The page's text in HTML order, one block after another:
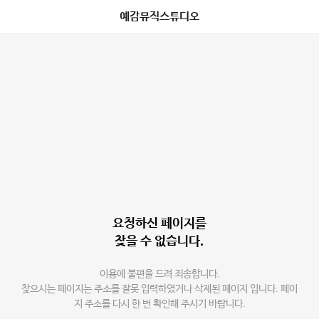
예감뮤직스튜디오
요청하신 페이지를
찾을 수 없습니다.
이용에 불편을 드려 죄송합니다.
찾으시는 페이지는 주소를 잘못 입력하였거나 삭제된 페이지 입니다. 페이
지 주소를 다시 한 번 확인해 주시기 바랍니다.